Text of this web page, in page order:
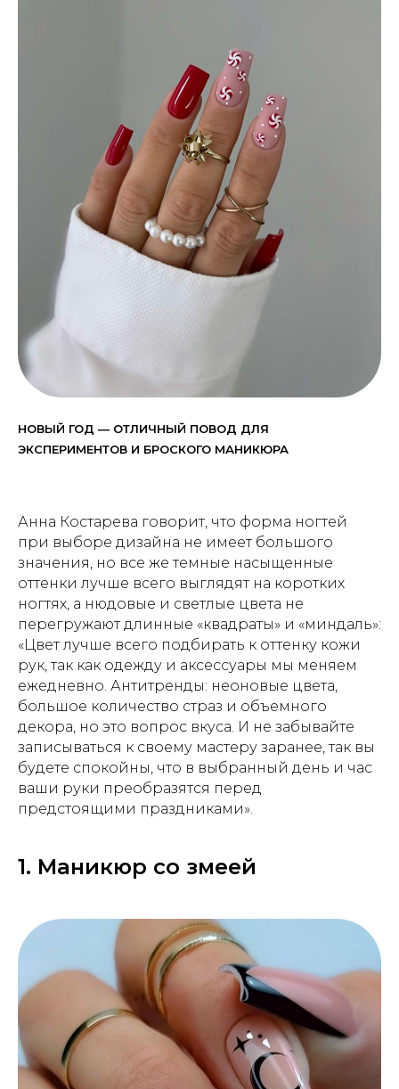
НОВЫЙ ГОД — ОТЛИЧНЫЙ ПОВОД ДЛЯ
ЭКСПЕРИМЕНТОВ И БРОСКОГО МАНИКЮРА
Анна Костарева говорит, что форма ногтей
при выборе дизайна не имеет большого
значения, но все же темные насыщенные
оттенки лучше всего выглядят на коротких
ногтях, а нюдовые и светлые цвета не
перегружают длинные «квадраты» и «миндаль»:
«Цвет лучше всего подбирать к оттенку кожи
рук, так как одежду и аксессуары мы меняем
ежедневно. Антитренды: неоновые цвета,
большое количество страз и объемного
декора, но это вопрос вкуса. И не забывайте
записываться к своему мастеру заранее, так вы
будете спокойны, что в выбранный день и час
ваши руки преобразятся перед
предстоящими праздниками».
1. Маникюр со змеей